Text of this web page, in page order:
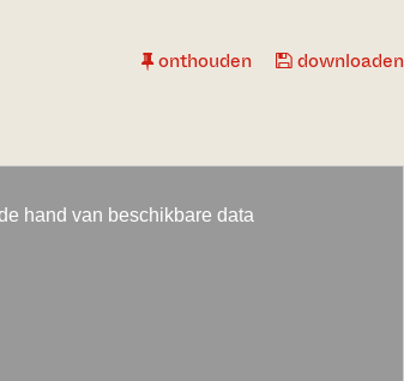
onthouden downloaden